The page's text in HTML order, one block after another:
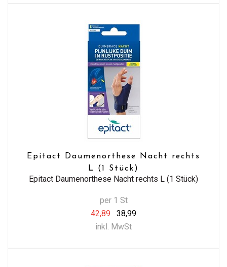
Epitact Daumenorthese Nacht rechts
L (1 Stück)
Epitact Daumenorthese Nacht rechts L (1 Stück)
per 1 St
42,89
38,99
inkl. MwSt